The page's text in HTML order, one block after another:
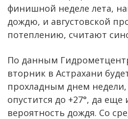
финишной неделе лета,
дождю, и августовской
потеплению, считают
По данным
вторник в Астрахани
прохладным днем
опустится до +27°, да еще
вероятность дождя. Со